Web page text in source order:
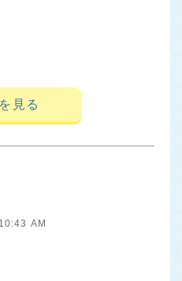
見る
AM